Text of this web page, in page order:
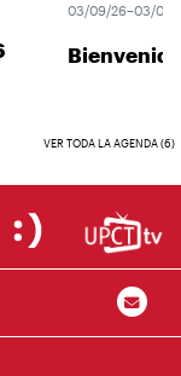
03/09/26–03/09/26
Bienvenida
VER TODA LA AGENDA (6)